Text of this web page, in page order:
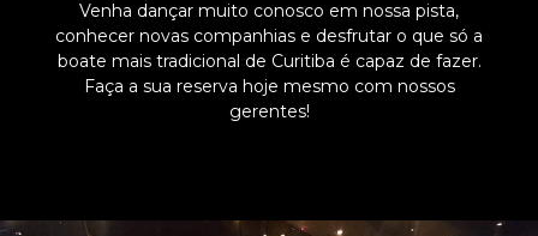
Venha dançar muito conosco em nossa pista,
conhecer novas companhias e desfrutar o que só a
boate mais tradicional de Curitiba é capaz de fazer.
Faça a sua reserva hoje mesmo com nossos
gerentes!